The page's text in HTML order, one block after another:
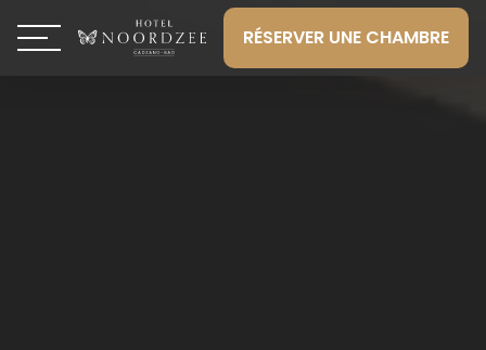
Toggle navigation
RÉSERVER UNE CHAMBRE